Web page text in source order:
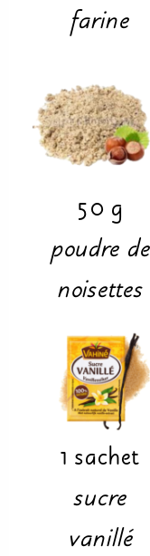
farine
50 g
poudre de
noisettes
1 sachet
sucre
vanillé